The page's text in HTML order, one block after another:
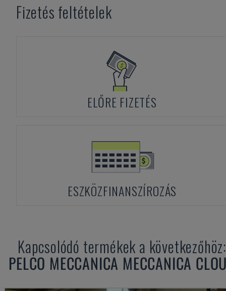
Fizetés feltételek
ELŐRE FIZETÉS
ESZKÖZFINANSZÍROZÁS
Kapcsolódó termékek a
PELCO MECCANICA MECCANICA